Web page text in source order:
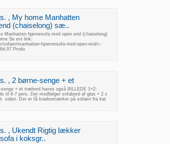
, My home Manhatten
(chaiselong) sæ..
Manhatten hjørnesofa med open end (chaiselong)
Se evt link:
manhattan-hjoernesofa-med-open-end/c-
Produ
, 2 børne-senge + et
+ et træbord haves også BILLEDE 1+2:
til 6-7 pers. Der medfølger sofabord af glas + 2 x
siden. Der er få kradsemærker på sofaen fra kat
, Ukendt Rigtig lækker
i koksgr..